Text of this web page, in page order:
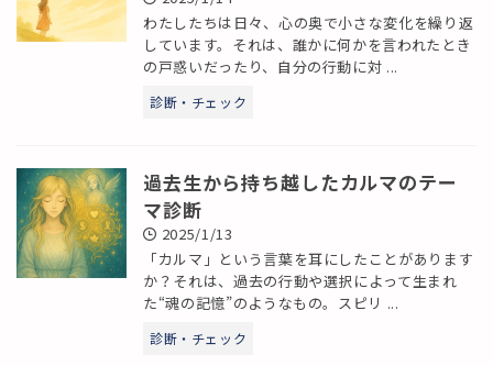
わたしたちは日々、心の奥で小さな変化を繰り返
しています。それは、誰かに何かを言われたとき
の戸惑いだったり、自分の行動に対 ...
診断・チェック
過去生から持ち越したカルマのテー
マ診断
2025/1/13
「カルマ」という言葉を耳にしたことがあります
か？それは、過去の行動や選択によって生まれ
た“魂の記憶”のようなもの。スピリ ...
診断・チェック